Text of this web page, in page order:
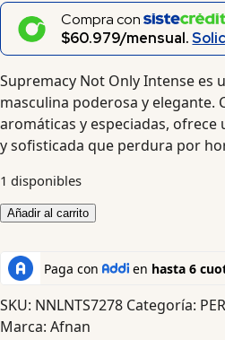
Compra con
$60.979/mensual.
Supremacy Not Only Intense es
masculina poderosa y elegante.
aromáticas y especiadas, ofrece
y sofisticada que perdura por
1 disponibles
Añadir al carrito
SKU: NNLNTS7278 Categoría:
Marca: Afnan